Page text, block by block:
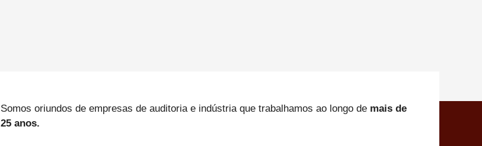
Somos oriundos de empresas de auditoria e indústria que trabalhamos ao longo de mais de
25 anos.